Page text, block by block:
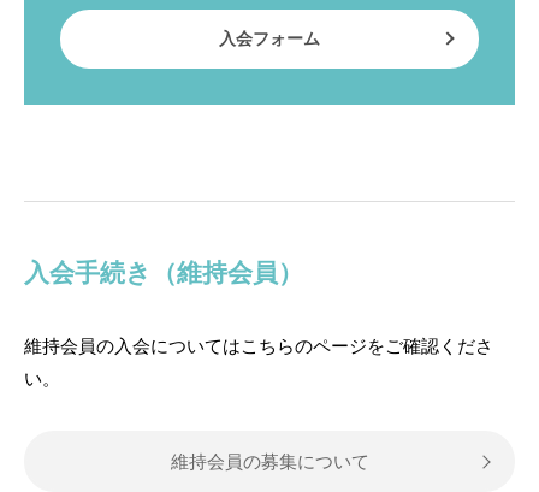
入会フォーム
入会手続き（維持会員）
維持会員の入会についてはこちらのページをご確認くださ
い。
維持会員の募集について